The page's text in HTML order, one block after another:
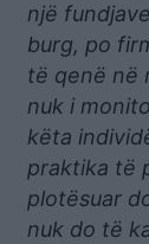
një
burg, po
të qenë në
nuk i
këta
praktika të
plotësuar
nuk do të